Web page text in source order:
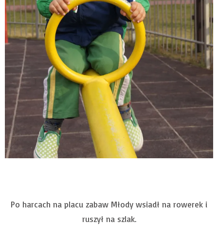
Po harcach na placu zabaw Młody wsiadł na rowerek i
ruszył na szlak.